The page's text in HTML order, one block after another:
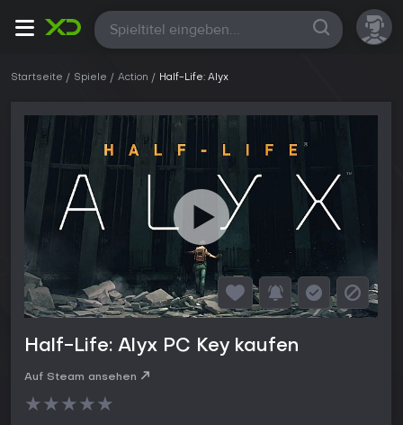
Alle
Startseite Spiele Action Half-Life: Alyx
Half-Life: Alyx PC Key kaufen
Auf Steam ansehen
★★★★★